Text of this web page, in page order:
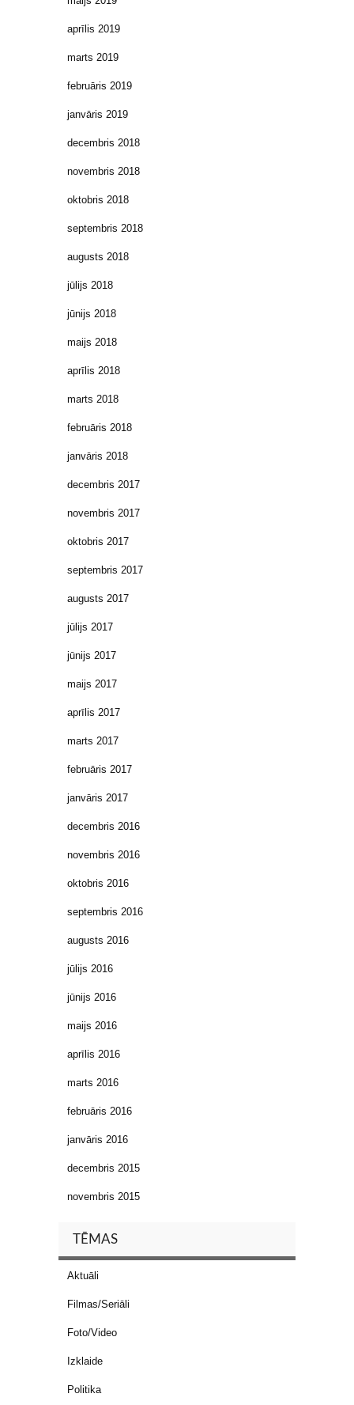
aprīlis 2019
marts 2019
februāris 2019
janvāris 2019
decembris 2018
novembris 2018
oktobris 2018
septembris 2018
augusts 2018
jūlijs 2018
jūnijs 2018
maijs 2018
aprīlis 2018
marts 2018
februāris 2018
janvāris 2018
decembris 2017
novembris 2017
oktobris 2017
septembris 2017
augusts 2017
jūlijs 2017
jūnijs 2017
maijs 2017
aprīlis 2017
marts 2017
februāris 2017
janvāris 2017
decembris 2016
novembris 2016
oktobris 2016
septembris 2016
augusts 2016
jūlijs 2016
jūnijs 2016
maijs 2016
aprīlis 2016
marts 2016
februāris 2016
janvāris 2016
decembris 2015
novembris 2015
TĒMAS
Aktuāli
Filmas/Seriāli
Foto/Video
Izklaide
Politika